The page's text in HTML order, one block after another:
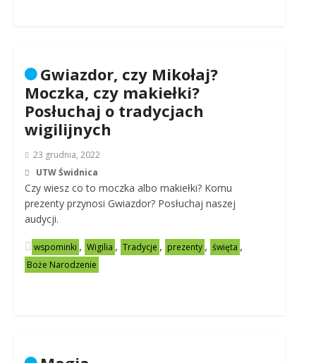
Gwiazdor, czy Mikołaj?
Moczka, czy makiełki?
Posłuchaj o tradycjach
wigilijnych
23 grudnia, 2022
UTW Świdnica
Czy wiesz co to moczka albo makiełki? Komu
prezenty przynosi Gwiazdor? Posłuchaj naszej
audycji.
wspominki , Wigilia , Tradycje , prezenty , święta ,
Boże Narodzenie